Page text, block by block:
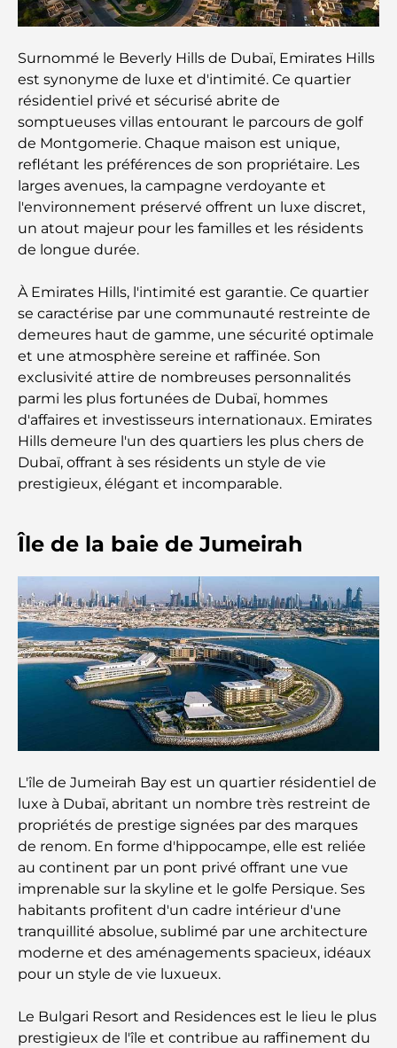
Que faire dans le centre-ville de Dubaï : votre
Les meilleurs iftars à Dubaï : 7 adresses
incontournables pour un repas de Ramadan
mémorable
Cafés à Business Bay : l’alliance parfaite du café et
de la convivialité
Restaurants étoilés Michelin à Dubaï : un circuit
gastronomique inoubliable
Découverte des restaurants de Jumeirah Golf
Estates : un guide culinaire
Dubai Horse Racing: Where Tradition Meets
Global Competition
Cafés à Palm Jumeirah : Guide des meilleurs cafés
Les meilleurs petits-déjeuners de Dubaï : Ma
sélection pour 2026
Comment obtenir un prêt immobilier à Dubaï : le
Plan directeur de Tilal Al Ghaf : une nouvelle
norme pour la vie intégrée à Dubaï
Maisons conformes au Vastu : Guide pratique pour
créer équilibre et harmonie
Les meilleures entreprises d'aménagement
paysager à Dubaï : Transformer vos espaces
Les meilleures entreprises de déménagement à
Dubaï : un guide complet
Palm Jebel Ali contre Palm Jumeirah : une
comparaison claire pour les acheteurs immobiliers
avisés
Découvrez Moon Island Dubai : votre guide ultime
À la découverte des sites historiques de Dubaï : un
voyage à travers le temps
Surnommé le Beverly Hills de Dubaï, Emirates Hills
est synonyme de luxe et d'intimité. Ce quartier
résidentiel privé et sécurisé abrite de
somptueuses villas entourant le parcours de golf
de Montgomerie. Chaque maison est unique,
reflétant les préférences de son propriétaire. Les
larges avenues, la campagne verdoyante et
l'environnement préservé offrent un luxe discret,
un atout majeur pour les familles et les résidents
de longue durée.
À Emirates Hills, l'intimité est garantie. Ce quartier
se caractérise par une communauté restreinte de
demeures haut de gamme, une sécurité optimale
et une atmosphère sereine et raffinée. Son
exclusivité attire de nombreuses personnalités
parmi les plus fortunées de Dubaï, hommes
d'affaires et investisseurs internationaux. Emirates
Hills demeure l'un des quartiers les plus chers de
Dubaï, offrant à ses résidents un style de vie
prestigieux, élégant et incomparable.
Île de la baie de Jumeirah
L'île de Jumeirah Bay est un quartier résidentiel de
luxe à Dubaï, abritant un nombre très restreint de
propriétés de prestige signées par des marques
de renom. En forme d'hippocampe, elle est reliée
au continent par un pont privé offrant une vue
imprenable sur la skyline et le golfe Persique. Ses
habitants profitent d'un cadre intérieur d'une
tranquillité absolue, sublimé par une architecture
moderne et des aménagements spacieux, idéaux
pour un style de vie luxueux.
Le Bulgari Resort and Residences est le lieu le plus
prestigieux de l'île et contribue au raffinement du